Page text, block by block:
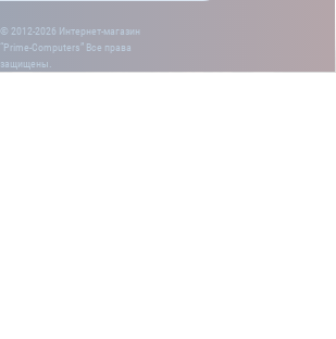
© 2012-2026 Интернет-магазин
“Prime-Computers” Все права
защищены.